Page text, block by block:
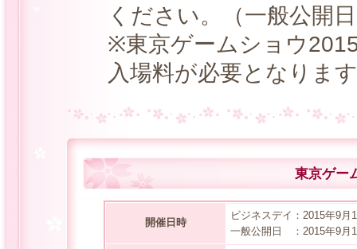
ください。（一般公開
※東京ゲームショウ
入場料が必要となりま
東京ゲー
開催日時
ビジネスデイ：2015年9
一般公開日 ：2015年9月